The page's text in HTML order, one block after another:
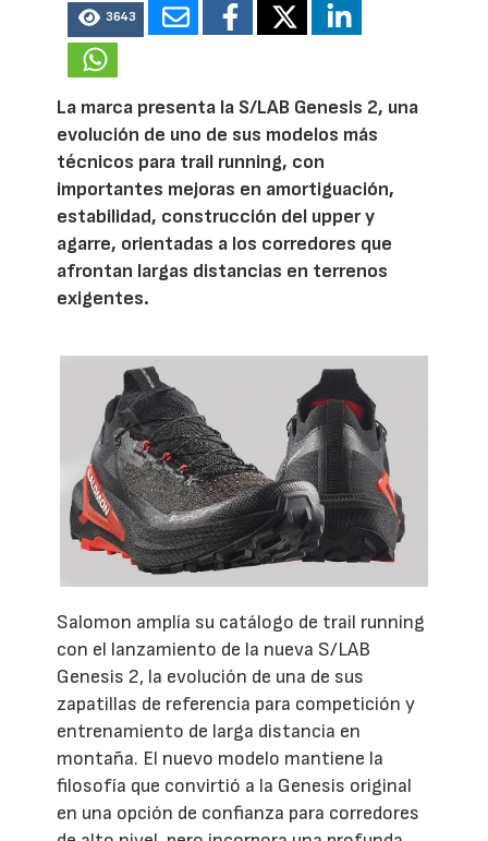
3643
La marca presenta la S/LAB Genesis 2, una
evolución de uno de sus modelos más
técnicos para trail running, con
importantes mejoras en amortiguación,
estabilidad, construcción del upper y
agarre, orientadas a los corredores que
afrontan largas distancias en terrenos
exigentes.
Salomon amplía su catálogo de trail running
con el lanzamiento de la nueva S/LAB
Genesis 2, la evolución de una de sus
zapatillas de referencia para competición y
entrenamiento de larga distancia en
montaña. El nuevo modelo mantiene la
filosofía que convirtió a la Genesis original
en una opción de confianza para corredores